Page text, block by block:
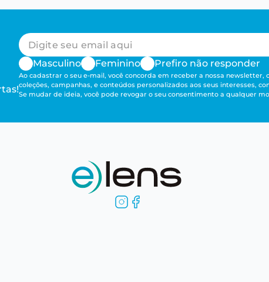
Masculino
Feminino Prefiro não responder
Ao cadastrar o seu e-mail, você concorda em receber a nossa newsletter,
coleções, campanhas, e conteúdos personalizados aos seus interesses,
Se mudar de ideia, você pode revogar o seu consentimento a qualquer